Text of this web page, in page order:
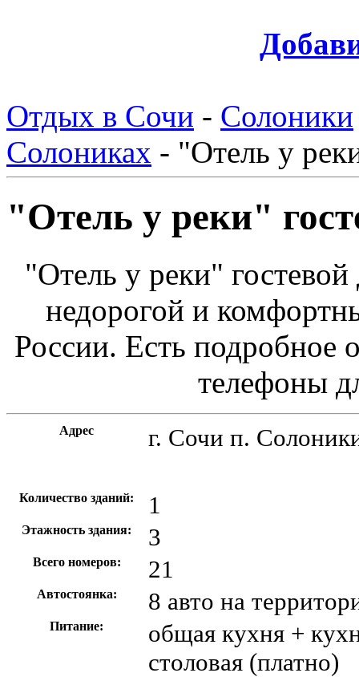
Отдых в Сочи - Солоники
Солониках - "Отель у
"Отель у реки"
"Отель у реки"
недорогой и
России. Есть подробное
телефоны
Адрес г. Сочи п.
Количество зданий: 1
Этажность здания: 3
Всего номеров: 21
Автостоянка: 8 авто на
Питание:
общая кухня +
столовая (платно)